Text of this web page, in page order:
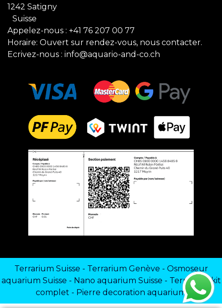
1242 Satigny
Suisse
Appelez-nous : +41 76 207 00 77
Horaire: Ouvert sur rendez-vous, nous contacter.
Ecrivez-nous : info@aquario-and-co.ch
Terrarium Suisse - Terrarium Genève - Osmoseur
aquarium Suisse - Nano aquarium Suisse - Terrarium kit
complet - Pierre decoration aquarium